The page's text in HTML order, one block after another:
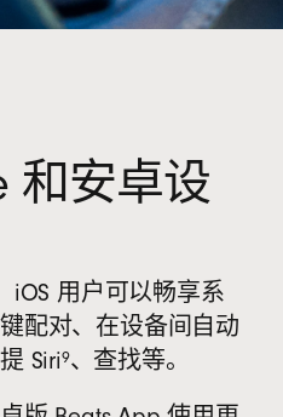
和安卓设
iOS 用户可以畅享系
配对、在设备间自动
Siri9、查找等。